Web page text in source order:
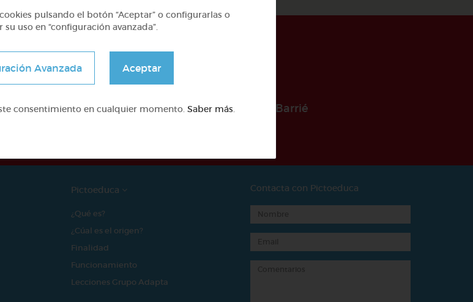
posible gracias al mecenazgo de la Fundación Barrié
Pictoeduca
¿Qué es?
¿Cúal es el origen?
Finalidad
Funcionamiento
Lecciones Grupo Adapta
Contacta con Pictoeduca
pulsando el botón “Aceptar” o configurarlas o
su uso en “configuración avanzada”.
Avanzada Aceptar
consentimiento en cualquier momento. Saber más.